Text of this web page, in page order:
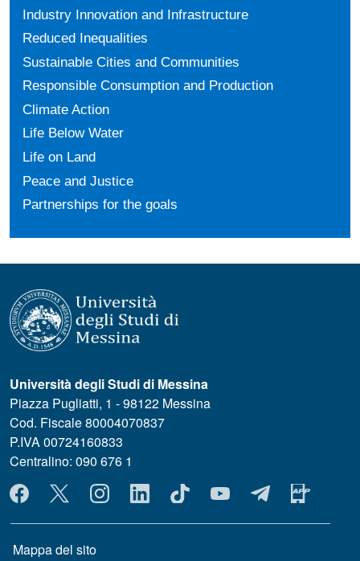
Industry Innovation and Infrastructure
Reduced Inequalities
Sustainable Cities and Communities
Responsible Consumption and Production
Climate Action
Life Below Water
Life on Land
Peace and Justice
Partnerships for the goals
Università degli Studi di Messina
Piazza Pugliatti, 1 - 98122 Messina
Cod. Fiscale 80004070837
P.IVA 00724160833
Centralino: 090 676 1
MENÙ SOCIAL
MENÙ FOOTER 1
Mappa del sito